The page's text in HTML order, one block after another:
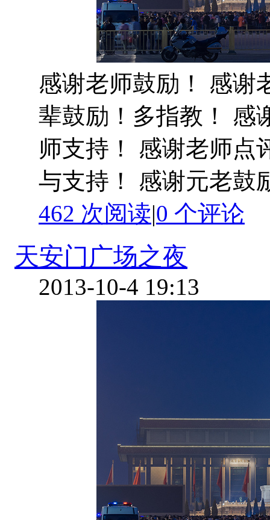
感谢老师鼓励！ 感谢
辈鼓励！多指教！ 感
师支持！ 感谢老师点
与支持！ 感谢元老鼓
462 次阅读|0 个评论
天安门广场之夜
2013-10-4 19:13